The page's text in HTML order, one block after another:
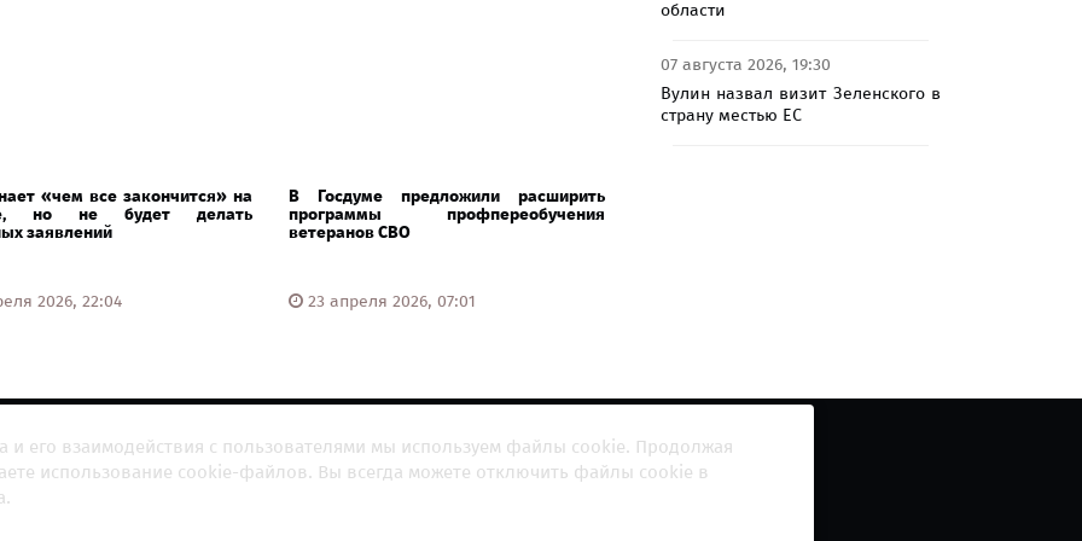
«чем все закончится» на
но не будет делать
заявлений
2026, 22:04
В Госдуме предложили расширить
программы профпереобучения
ветеранов СВО
23 апреля 2026, 07:01
области
07 августа 2026, 19:30
Вулин назвал визит Зеленского в
страну местью ЕС
и его взаимодействия с пользователями мы используем файлы cookie. Продолжая
использование cookie-файлов. Вы всегда можете отключить файлы cookie в